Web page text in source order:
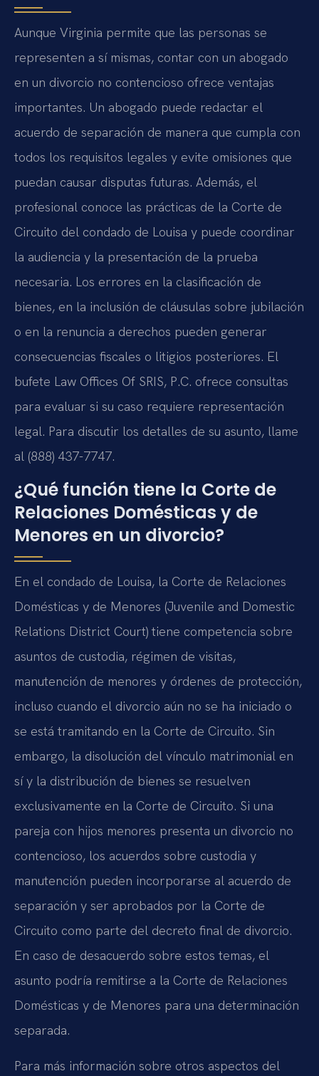
Aunque Virginia permite que las personas se
representen a sí mismas, contar con un abogado
en un divorcio no contencioso ofrece ventajas
importantes. Un abogado puede redactar el
acuerdo de separación de manera que cumpla con
todos los requisitos legales y evite omisiones que
puedan causar disputas futuras. Además, el
profesional conoce las prácticas de la Corte de
Circuito del condado de Louisa y puede coordinar
la audiencia y la presentación de la prueba
necesaria. Los errores en la clasificación de
bienes, en la inclusión de cláusulas sobre jubilación
o en la renuncia a derechos pueden generar
consecuencias fiscales o litigios posteriores. El
bufete Law Offices Of SRIS, P.C. ofrece consultas
para evaluar si su caso requiere representación
legal. Para discutir los detalles de su asunto, llame
al (888) 437-7747.
¿Qué función tiene la Corte de
Relaciones Domésticas y de
Menores en un divorcio?
En el condado de Louisa, la Corte de Relaciones
Domésticas y de Menores (Juvenile and Domestic
Relations District Court) tiene competencia sobre
asuntos de custodia, régimen de visitas,
manutención de menores y órdenes de protección,
incluso cuando el divorcio aún no se ha iniciado o
se está tramitando en la Corte de Circuito. Sin
embargo, la disolución del vínculo matrimonial en
sí y la distribución de bienes se resuelven
exclusivamente en la Corte de Circuito. Si una
pareja con hijos menores presenta un divorcio no
contencioso, los acuerdos sobre custodia y
manutención pueden incorporarse al acuerdo de
separación y ser aprobados por la Corte de
Circuito como parte del decreto final de divorcio.
En caso de desacuerdo sobre estos temas, el
asunto podría remitirse a la Corte de Relaciones
Domésticas y de Menores para una determinación
separada.
Para más información sobre otros aspectos del